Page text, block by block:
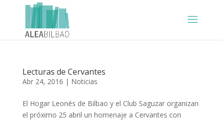
Lecturas de Cervantes
Abr 24, 2016 | Noticias
El Hogar Leonés de Bilbao y el Club Saguzar organizan
el próximo 25 abril un homenaje a Cervantes con